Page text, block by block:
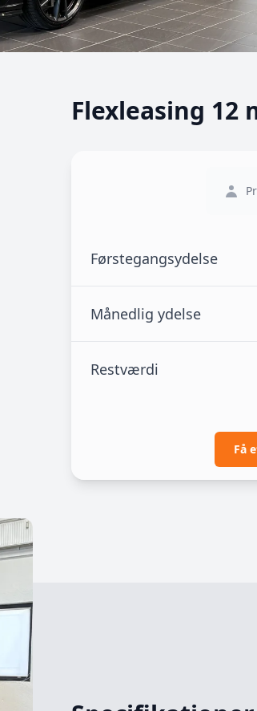
Flexleasing 12
Førstegangsydelse
Månedlig ydelse
Restværdi
Få